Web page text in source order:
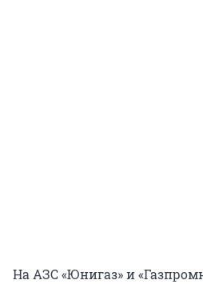
На АЗС «Юнигаз» и